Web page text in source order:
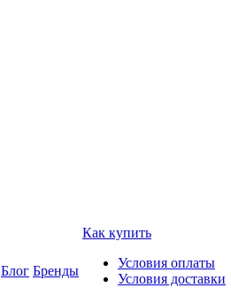
Блог Бренды
Как купить
Условия оплаты
Условия доставки